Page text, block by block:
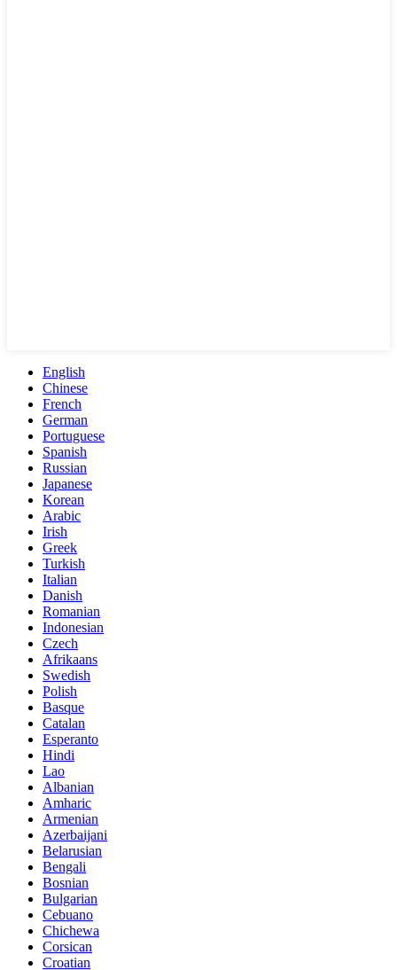
English
Chinese
French
German
Portuguese
Spanish
Russian
Japanese
Korean
Arabic
Irish
Greek
Turkish
Italian
Danish
Romanian
Indonesian
Czech
Afrikaans
Swedish
Polish
Basque
Catalan
Esperanto
Hindi
Lao
Albanian
Amharic
Armenian
Azerbaijani
Belarusian
Bengali
Bosnian
Bulgarian
Cebuano
Chichewa
Corsican
Croatian